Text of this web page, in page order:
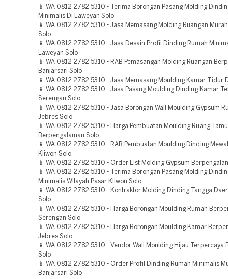
📱 WA 0812 2782 5310 - Terima Borongan Pasang Molding
Minimalis Di Laweyan Solo
📱 WA 0812 2782 5310 - Jasa Memasang Molding Ruangan
Solo
📱 WA 0812 2782 5310 - Jasa Desain Profil Dinding Rumah
Laweyan Solo
📱 WA 0812 2782 5310 - RAB Pemasangan Molding Ruangan
Banjarsari Solo
📱 WA 0812 2782 5310 - Jasa Memasang Moulding Kamar Tidur
📱 WA 0812 2782 5310 - Jasa Pasang Moulding Dinding Kamar
Serengan Solo
📱 WA 0812 2782 5310 - Jasa Borongan Wall Moulding Gypsum
Jebres Solo
📱 WA 0812 2782 5310 - Harga Pembuatan Moulding Ruang
Berpengalaman Solo
📱 WA 0812 2782 5310 - RAB Pembuatan Moulding Dinding
Kliwon Solo
📱 WA 0812 2782 5310 - Order List Molding Gypsum
📱 WA 0812 2782 5310 - Terima Borongan Pasang Molding
Minimalis WIlayah Pasar Kliwon Solo
📱 WA 0812 2782 5310 - Kontraktor Molding Dinding Tangga
Solo
📱 WA 0812 2782 5310 - Harga Borongan Moulding Rumah
Serengan Solo
📱 WA 0812 2782 5310 - Harga Borongan Moulding Kamar
Jebres Solo
📱 WA 0812 2782 5310 - Vendor Wall Moulding Hijau Terpercaya
Solo
📱 WA 0812 2782 5310 - Order Profil Dinding Rumah Minimalis
Banjarsari Solo